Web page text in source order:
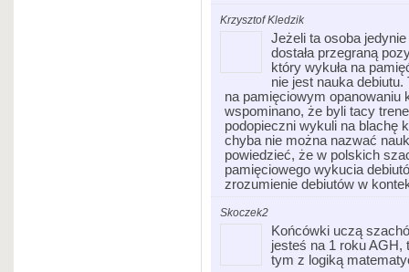
Krzysztof Kledzik
Jeżeli ta osoba
dostała przegraną
który wykuła na
nie jest nauka
na pamięciowym opanowaniu
wspominano, że byli tacy
podopieczni wykuli na blachę
chyba nie można nazwać
powiedzieć, że w polskich
pamięciowego wykucia
zrozumienie debiutów w
Skoczek2
Końcówki uczą
jesteś na 1 roku
tym z logiką